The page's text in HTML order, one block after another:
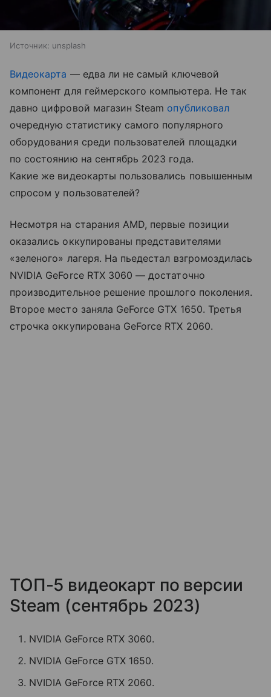
Источник: unsplash
Видеокарта — едва ли не самый ключевой
компонент для геймерского компьютера. Не так
давно цифровой магазин Steam опубликовал
очередную статистику самого популярного
оборудования среди пользователей площадки
по состоянию на сентябрь 2023 года.
Какие же видеокарты пользовались повышенным
спросом у пользователей?
Несмотря на старания AMD, первые позиции
оказались оккупированы представителями
«зеленого» лагеря. На пьедестал взгромоздилась
NVIDIA GeForce RTX 3060 — достаточно
производительное решение прошлого поколения.
Второе место заняла GeForce GTX 1650. Третья
строчка оккупирована GeForce RTX 2060.
ТОП-5 видеокарт по версии
Steam (сентябрь 2023)
NVIDIA GeForce RTX 3060.
NVIDIA GeForce GTX 1650.
NVIDIA GeForce RTX 2060.